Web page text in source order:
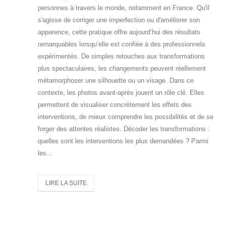
personnes à travers le monde, notamment en France. Qu'il
s'agisse de corriger une imperfection ou d'améliorer son
apparence, cette pratique offre aujourd’hui des résultats
remarquables lorsqu’elle est confiée à des professionnels
expérimentés. De simples retouches aux transformations
plus spectaculaires, les changements peuvent réellement
métamorphoser une silhouette ou un visage. Dans ce
contexte, les photos avant-après jouent un rôle clé. Elles
permettent de visualiser concrètement les effets des
interventions, de mieux comprendre les possibilités et de se
forger des attentes réalistes. Décoder les transformations :
quelles sont les interventions les plus demandées ? Parmi
les...
LIRE LA SUITE